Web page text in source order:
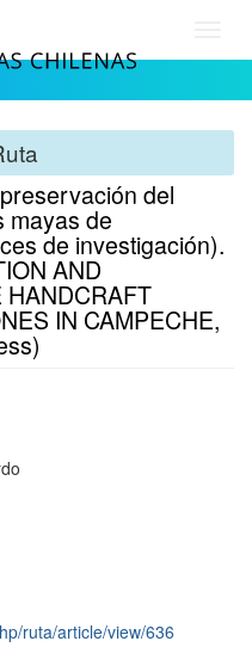
del
mayas de
de investigación).
AND
HANDCRAFT
IN CAMPECHE,
ruta/article/view/636